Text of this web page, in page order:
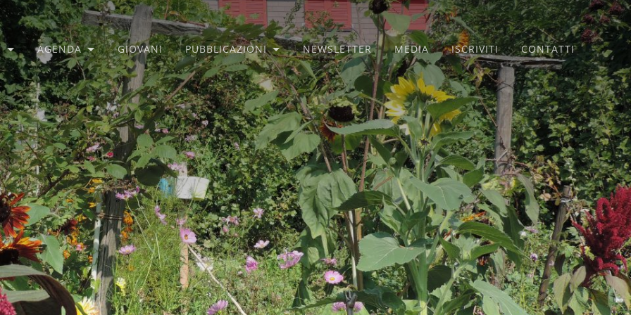
AGENDA GIOVANI PUBBLICAZIONI NEWSLETTER MEDIA ISCRIVITI CONTATTI